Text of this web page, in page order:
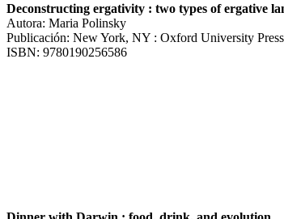
Deconstructing ergativity : two types of ergative
Autora: Maria Polinsky
Publicación: New York, NY : Oxford University
ISBN: 9780190256586